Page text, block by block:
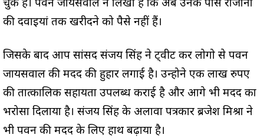
चुके हैं। पवन जायसवाल ने लिखा है कि अब उनके पास रोजाना
की दवाइयां तक खरीदने को पैसे नहीं हैं।
जिसके बाद आप सांसद संजय सिंह ने ट्वीट कर लोगो से पवन
जायसवाल की मदद की हुहार लगाई है। उन्होने एक लाख रुपए
की तात्कालिक सहायता उपलब्ध कराई है और आगे भी मदद का
भरोसा दिलाया है। संजय सिंह के अलावा पत्रकार ब्रजेश मिश्रा ने
भी पवन की मदद के लिए हाथ बढ़ाया है।